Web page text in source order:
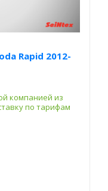
Rapid 2012-
компанией из
по тарифам